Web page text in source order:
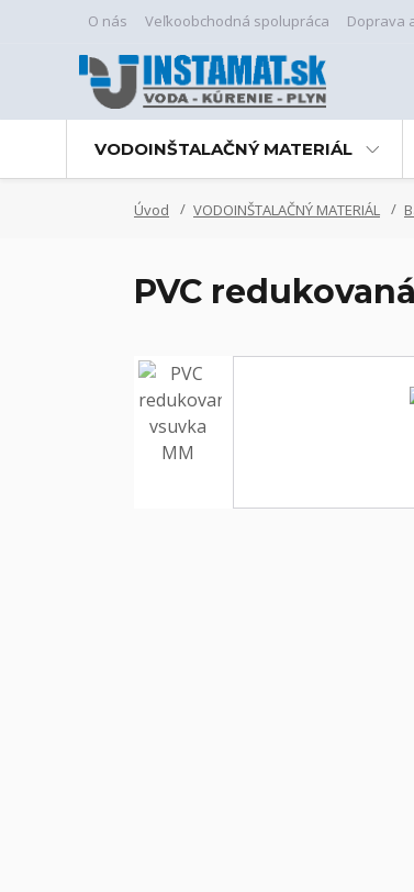
O nás Veľkoobchodná spolupráca Doprava
VODOINŠTALAČNÝ MATERIÁL
Úvod VODOINŠTALAČNÝ MATERIÁL
PVC